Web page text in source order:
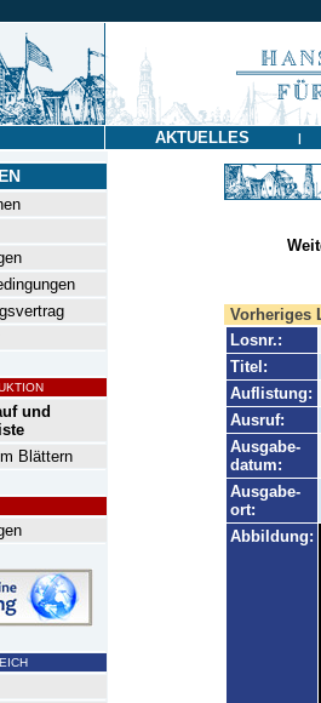
AKTUELLES |
und
Blättern
Vorheriges
Losnr.:
Titel:
Auflistung:
Ausruf:
Ausgabe-
datum:
Ausgabe-
ort:
Abbildung: